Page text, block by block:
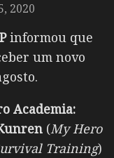
2020
informou que
um novo
Academia:
(My Hero
Training)